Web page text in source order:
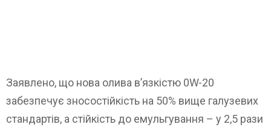
Заявлено, що нова олива в’язкістю 0W-20
забезпечує зносостійкість на 50% вище галузевих
стандартів, а стійкість до емульгування – у 2,5 рази